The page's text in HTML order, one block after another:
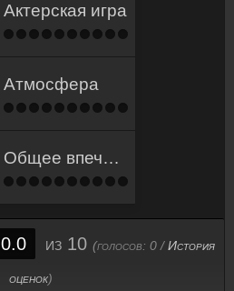
Актерская игра
Атмосфера
Общее впечатление
0.0 из 10 (голосов: 0/История
оценок)